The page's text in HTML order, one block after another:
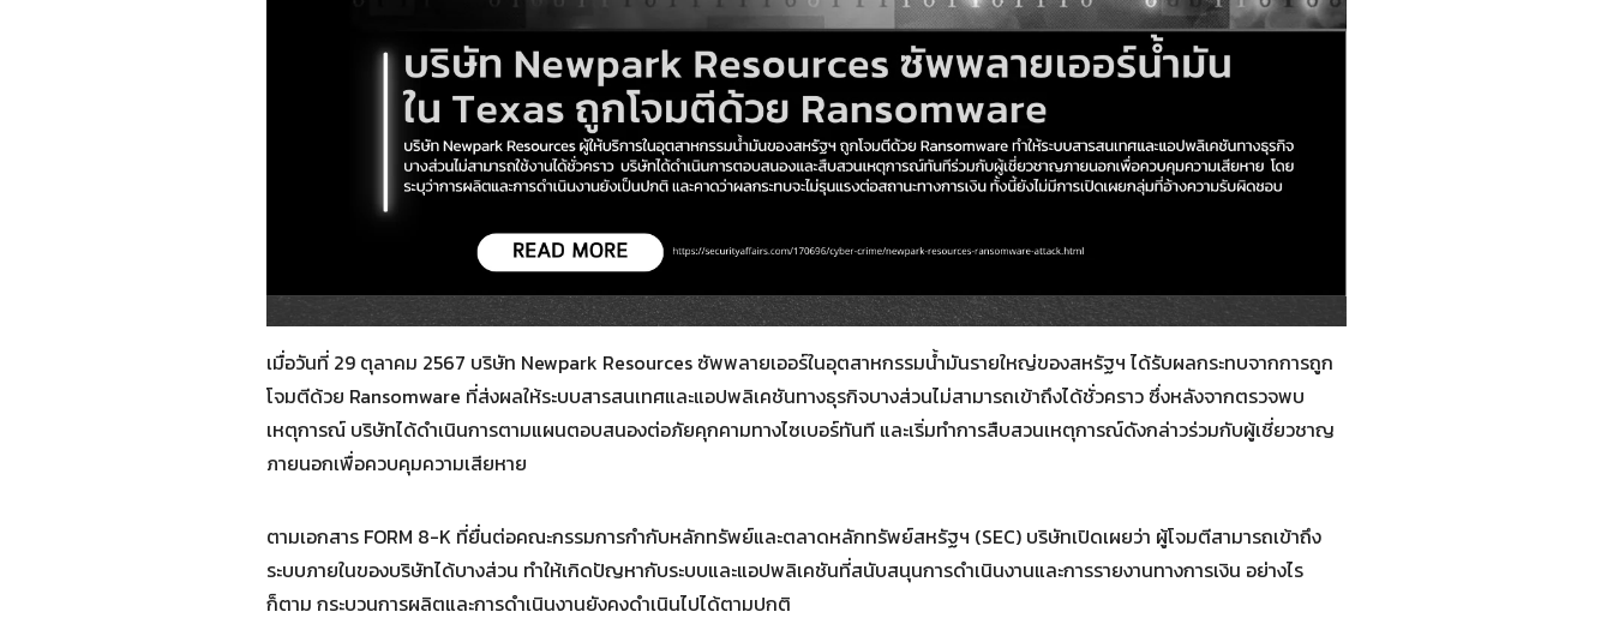
Search
Search
เมื่อวันที่ 29 ตุลาคม 2567 บริษัท Newpark Resources ซัพพลายเออร์ในอุตสาหกรรมน้ำมันรายใหญ่ของสหรัฐฯ ได้รับผลกระทบจากการถูก
โจมตีด้วย Ransomware ที่ส่งผลให้ระบบสารสนเทศและแอปพลิเคชันทางธุรกิจบางส่วนไม่สามารถเข้าถึงได้ชั่วคราว ซึ่งหลังจากตรวจพบ
เหตุการณ์ บริษัทได้ดำเนินการตามแผนตอบสนองต่อภัยคุกคามทางไซเบอร์ทันที และเริ่มทำการสืบสวนเหตุการณ์ดังกล่าวร่วมกับผู้เชี่ยวชาญ
ภายนอกเพื่อควบคุมความเสียหาย
ตามเอกสาร FORM 8-K ที่ยื่นต่อคณะกรรมการกำกับหลักทรัพย์และตลาดหลักทรัพย์สหรัฐฯ (SEC) บริษัทเปิดเผยว่า ผู้โจมตีสามารถเข้าถึง
ระบบภายในของบริษัทได้บางส่วน ทำให้เกิดปัญหากับระบบและแอปพลิเคชันที่สนับสนุนการดำเนินงานและการรายงานทางการเงิน อย่างไร
ก็ตาม กระบวนการผลิตและการดำเนินงานยังคงดำเนินไปได้ตามปกติ